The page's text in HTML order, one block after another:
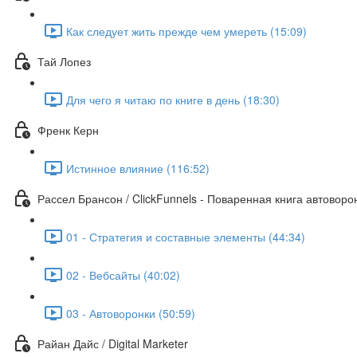
Как следует жить прежде чем умереть (15:09)
Тай Лопез
Для чего я читаю по книге в день (18:30)
Френк Керн
Истинное влияние (116:52)
Рассел Брансон / ClickFunnels - Поваренная книга
01 - Стратегия и составные элементы (44:34)
02 - Вебсайты (40:02)
03 - Автоворонки (50:59)
Райан Дайс / Digital Marketer